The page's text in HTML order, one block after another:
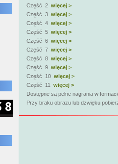
Część 2 więcej >
Część 3 więcej >
Część 4 więcej >
Część 5 więcej >
Część 6 więcej >
Część 7 więcej >
Część 8 więcej >
Część 9 więcej >
Część 10 więcej >
Część 11 więcej >
Dostępne są pełne nagrania w
Przy braku obrazu lub dzwięku